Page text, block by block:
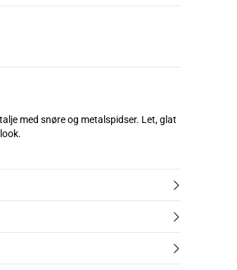
med snøre og metalspidser. Let, glat